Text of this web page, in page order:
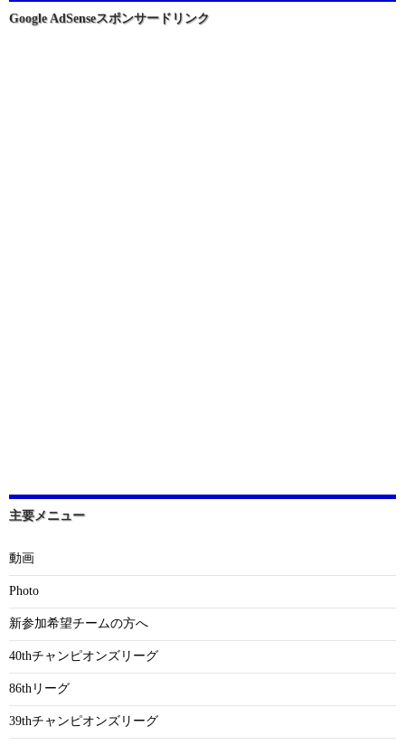
ョ
Google AdSenseスポンサードリンク
主要メニュー
動画
Photo
新参加希望チームの方へ
40thチャンピオンズリーグ
86thリーグ
39thチャンピオンズリーグ